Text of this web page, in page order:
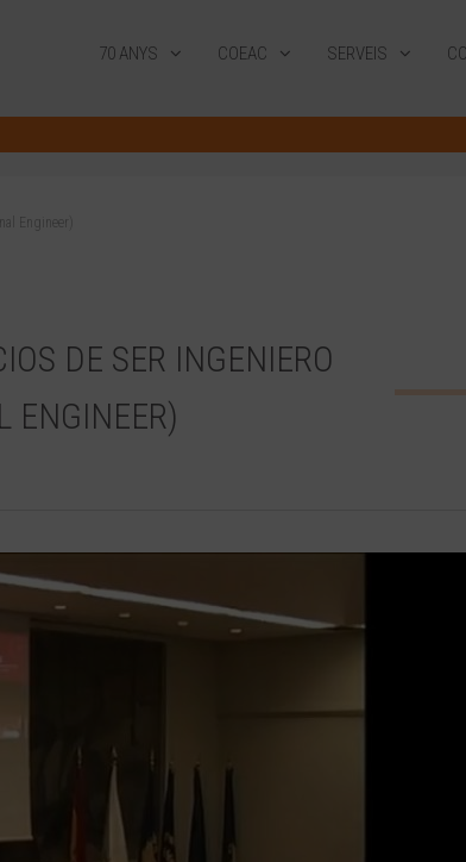
70 ANYS COEAC SERVEIS
Engineer)
DE SER INGENIERO
ENGINEER)